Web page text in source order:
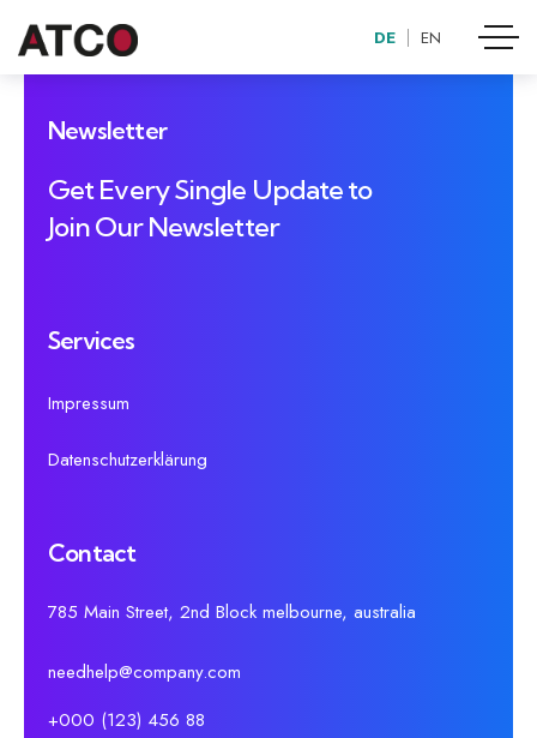
Newsletter
Get Every Single Update to
Join Our Newsletter
Services
Impressum
Datenschutzerklärung
Contact
785 Main Street, 2nd Block melbourne, australia
needhelp@company.com
+000 (123) 456 88
DE EN